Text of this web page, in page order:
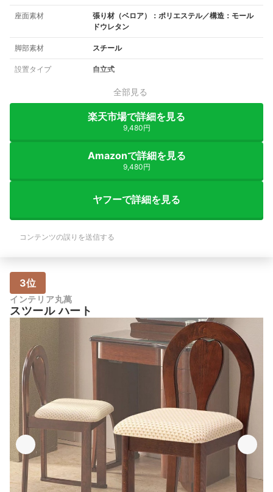
座面素材
張り材（ベロア）：ポリエステル／構造：モール
ドウレタン
脚部素材 スチール
設置タイプ 自立式
全部見る
楽天市場で詳細を見る
9,480円
Amazonで詳細を見る
9,480円
ヤフーで詳細を見る
コンテンツの誤りを送信する
3位
インテリア丸萬
スツール ハート